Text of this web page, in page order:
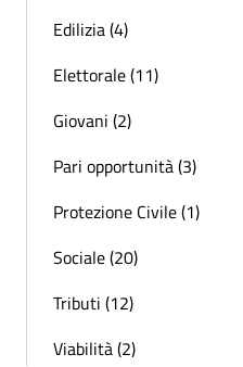
Edilizia (4)
Elettorale (11)
Giovani (2)
Pari opportunità (3)
Protezione Civile (1)
Sociale (20)
Tributi (12)
Viabilità (2)